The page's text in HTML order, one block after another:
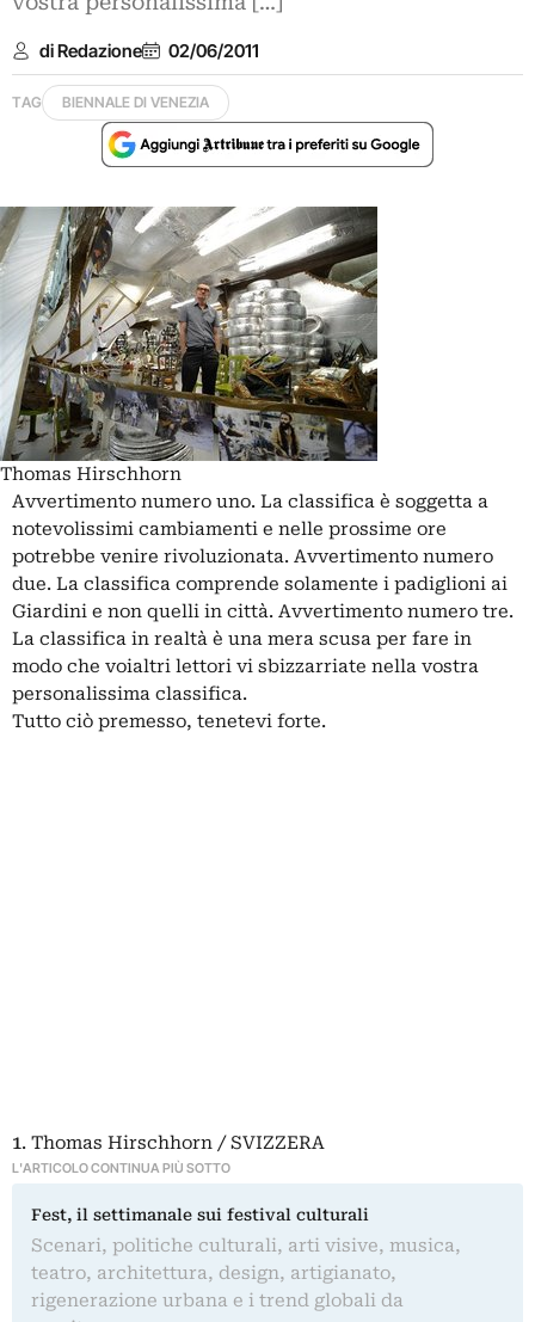
di Redazione 02/06/2011
TAG BIENNALE DI VENEZIA
Thomas Hirschhorn
Avvertimento numero uno. La classifica è soggetta a
notevolissimi cambiamenti e nelle prossime ore
potrebbe venire rivoluzionata. Avvertimento numero
due. La classifica comprende solamente i padiglioni ai
Giardini e non quelli in città. Avvertimento numero tre.
La classifica in realtà è una mera scusa per fare in
modo che voialtri lettori vi sbizzarriate nella vostra
personalissima classifica.
Tutto ciò premesso, tenetevi forte.
1. Thomas Hirschhorn / SVIZZERA
L'ARTICOLO CONTINUA PIÙ SOTTO
Fest, il settimanale sui festival culturali
Scenari, politiche culturali, arti visive, musica,
teatro, architettura, design, artigianato,
rigenerazione urbana e i trend globali da